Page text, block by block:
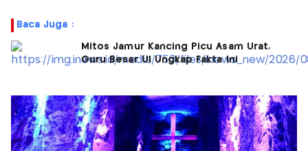
Baca Juga :
Mitos Jamur Kancing Picu Asam Urat,
Guru Besar UI Ungkap Fakta Ini